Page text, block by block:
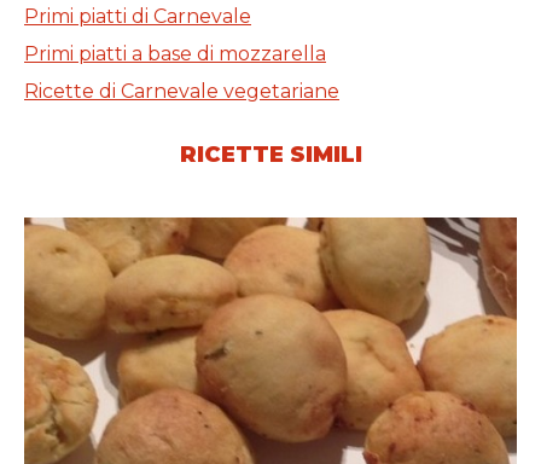
Primi piatti di Carnevale
Primi piatti a base di mozzarella
Ricette di Carnevale vegetariane
RICETTE SIMILI